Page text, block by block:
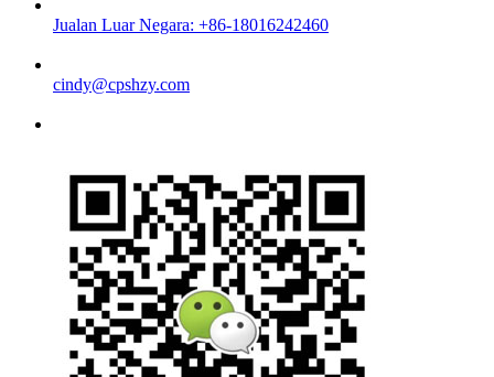
Jualan Luar Negara: +86-18016242460
cindy@cpshzy.com